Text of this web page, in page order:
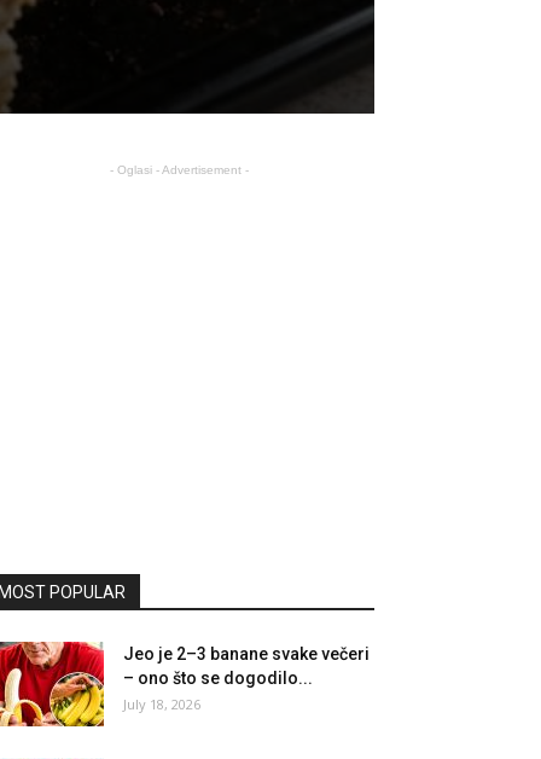
- Oglasi - Advertisement -
POPULAR
Jeo je 2–3 banane svake večeri
– ono što se dogodilo...
July 18, 2026